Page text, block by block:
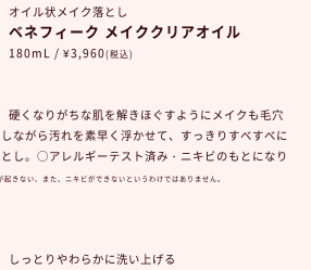
オイル状メイク落とし
ベネフィーク メイククリアオイル
180mL / ¥3,960(税込)
硬くなりがちな肌を解きほぐすようにメイクも毛穴
ながら汚れを素早く浮かせて、すっきりすべすべに
し。○アレルギーテスト済み・ニキビのもとになり
きない、また、ニキビができないというわけではありません。
しっとりやわらかに洗い上げる